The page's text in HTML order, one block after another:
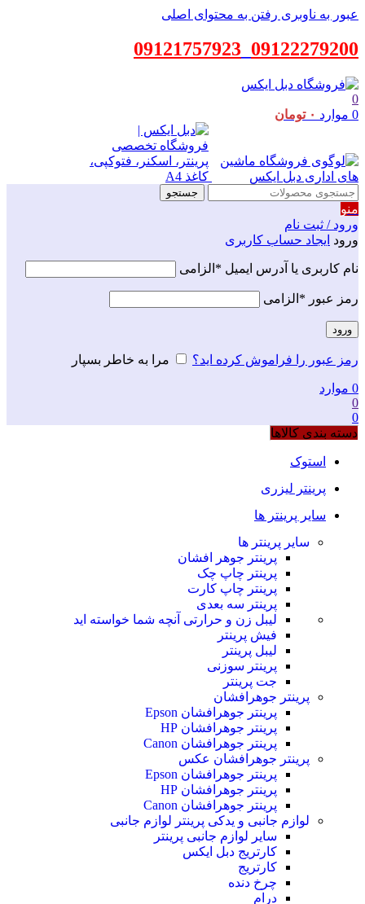
عبور به ناوبری رفتن به محتوای اصلی
09122279200
09121757923
0
0 موارد ۰ تومان
جستجو
منو
ورود / ثبت نام
ورود ایجاد حساب کاربری
نام کاربری یا آدرس ایمیل * الزامی
رمز عبور * الزامی
ورود
رمز عبور را فراموش کرده اید؟ مرا به خاطر بسپار
0 موارد
0
0
دسته بندی کالاها
استوک
پرینتر لیزری
سایر پرینتر ها
سایر پرینتر ها
پرینتر جوهر افشان
پرینتر چاپ چک
پرینتر چاپ کارت
پرینتر سه بعدی
لیبل زن و حرارتی آنچه شما خواسته اید
فیش پرینتر
لیبل پرینتر
پرینتر سوزنی
جت پرینتر
پرینتر جوهرافشان
پرینتر جوهرافشان Epson
پرینتر جوهرافشان HP
پرینتر جوهرافشان Canon
پرینتر جوهرافشان عکس
پرینتر جوهرافشان Epson
پرینتر جوهرافشان HP
پرینتر جوهرافشان Canon
لوازم جانبی و یدکی پرینتر لوازم جانبی
سایر لوازم جانبی پرینتر
کارتریج دبل ایکس
کارتریج
چرخ دنده
درام